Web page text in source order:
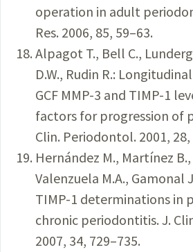
operation in adult
Res. 2006, 85, 59–63.
Alpagot T., Bell C.,
D.W., Rudin R.:
GCF MMP-3 and TIMP-1
factors for progression of
Clin. Periodontol. 2001, 28,
Hernández M., Martínez
Valenzuela M.A., Gamonal
TIMP-1 determinations in
chronic periodontitis. J.
2007, 34, 729–735.